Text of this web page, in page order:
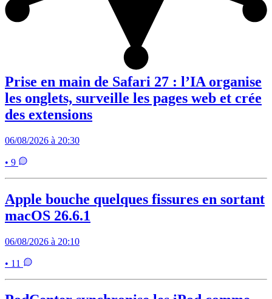
Prise en main de Safari 27 : l’IA organise
les onglets, surveille les pages web et crée
des extensions
06/08/2026 à 20:30
• 9
Apple bouche quelques fissures en sortant
macOS 26.6.1
06/08/2026 à 20:10
• 11